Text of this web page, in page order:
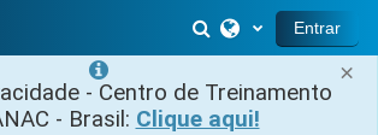
×
- Centro de Treinamento
- Brasil: Clique aqui!
Alternar entrada
Entrar